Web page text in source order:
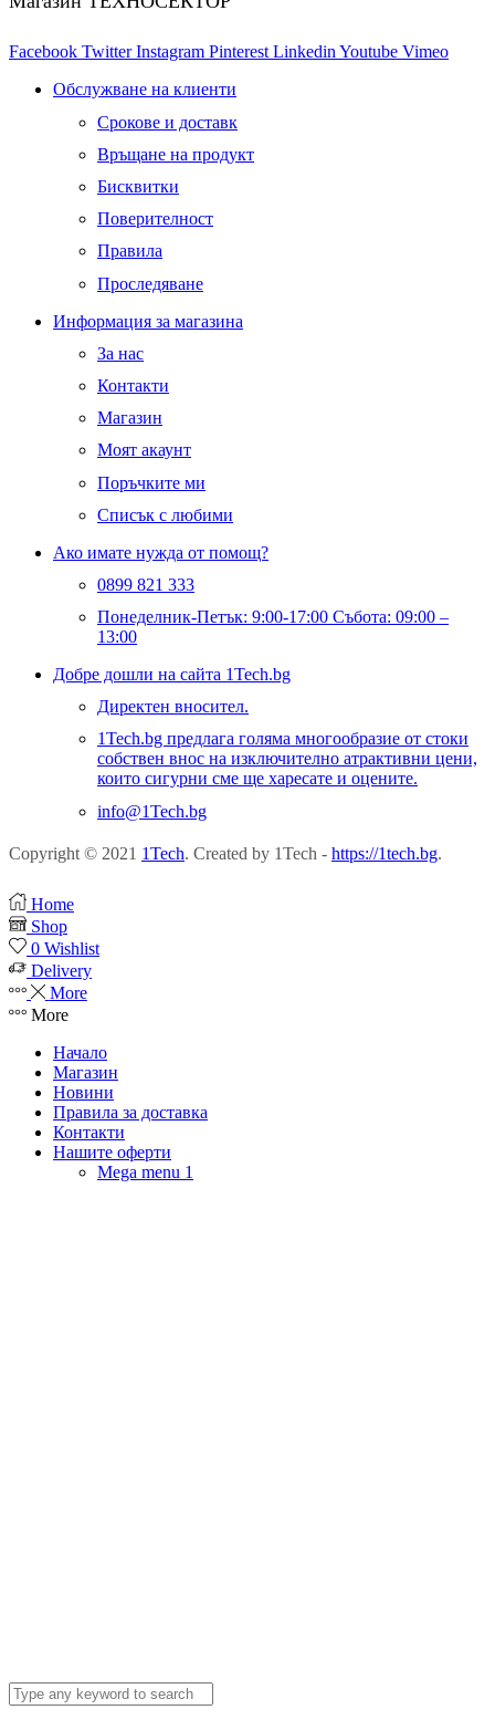
Facebook Twitter Instagram Pinterest LinkedinYoutube Vimeo
Обслужване на клиенти
Срокове и доставк
Връщане на продукт
Бисквитки
Поверителност
Правила
Проследяване
Информация за магазина
За нас
Контакти
Магазин
Моят акаунт
Поръчките ми
Списък с любими
Ако имате нужда от помощ?
0899 821 333
Понеделник-Петък: 9:00-17:00 Събота: 09:00 –
13:00
Добре дошли на сайта 1Tech.bg
Директен вносител.
1Tech.bg предлага голяма многообразие от стоки
собствен внос на изключително атрактивни цени,
които сигурни сме ще харесате и оцените.
info@1Tech.bg
Copyright © 2021 1Tech. Created by 1Tech - https://1tech.bg.
Home
Shop
0 Wishlist
Delivery
More
More
Начало
Магазин
Новини
Правила за доставка
Контакти
Нашите оферти
Mega menu 1